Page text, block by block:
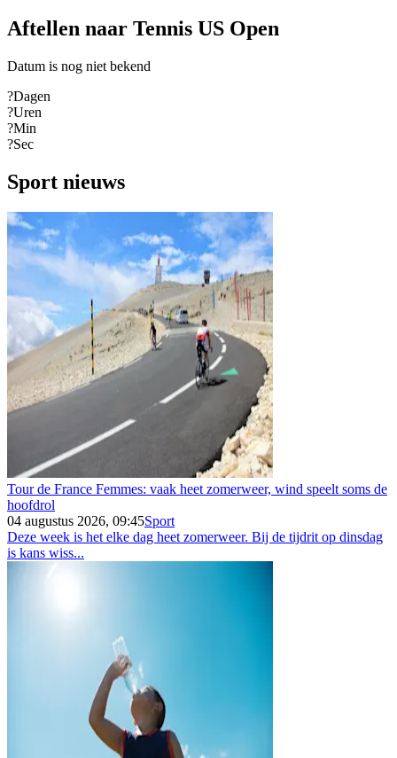
Aftellen naar Tennis US Open
Datum is nog niet bekend
?Dagen
?Uren
?Min
?Sec
Sport nieuws
Tour de France Femmes: vaak heet zomerweer, wind speelt soms de
hoofdrol
04 augustus 2026, 09:45Sport
Deze week is het elke dag heet zomerweer. Bij de tijdrit op dinsdag
is kans wiss...